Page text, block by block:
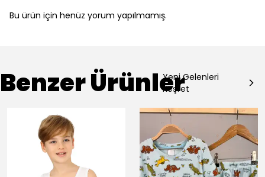
Bu ürün için henüz yorum yapılmamış.
Benzer ÜrünlerYeni Gelenleri
Keşfet